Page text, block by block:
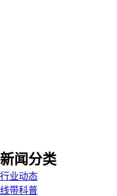
新闻分类
行业动态
线带科普